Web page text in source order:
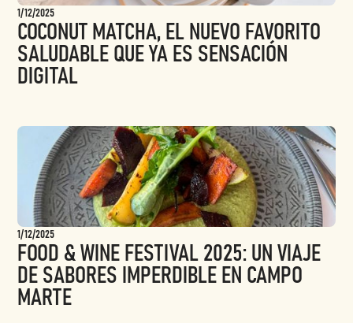
1/12/2025
COCONUT MATCHA, EL NUEVO FAVORITO
SALUDABLE QUE YA ES SENSACIÓN
DIGITAL
1/12/2025
FOOD & WINE FESTIVAL 2025: UN VIAJE
DE SABORES IMPERDIBLE EN CAMPO
MARTE